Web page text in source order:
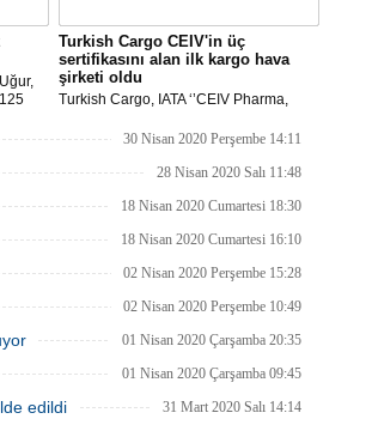
Turkish Cargo CEIV'in üç
sertifikasını alan ilk kargo hava
şirketi oldu
Turkish Cargo, IATA ‘’CEIV Pharma,
üçüne birden sahip olan ilk hava kargo
30 Nisan 2020 Perşembe 14:11
28 Nisan 2020 Salı 11:48
18 Nisan 2020 Cumartesi 18:30
18 Nisan 2020 Cumartesi 16:10
02 Nisan 2020 Perşembe 15:28
02 Nisan 2020 Perşembe 10:49
01 Nisan 2020 Çarşamba 20:35
01 Nisan 2020 Çarşamba 09:45
edildi 31 Mart 2020 Salı 14:14